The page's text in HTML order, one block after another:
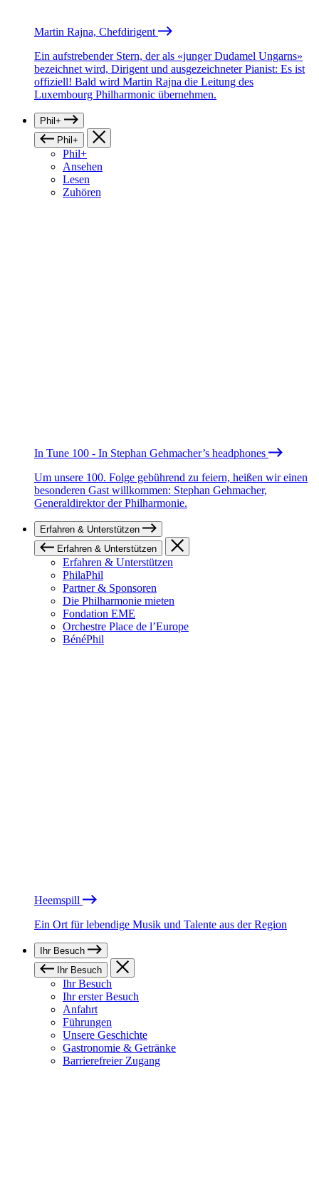
Martin Rajna, Chefdirigent
Ein aufstrebender Stern, der als «junger Dudamel Ungarns»
bezeichnet wird, Dirigent und ausgezeichneter Pianist: Es ist
offiziell! Bald wird Martin Rajna die Leitung des
Luxembourg Philharmonic übernehmen.
Phil+
Phil+
Phil+
Ansehen
Lesen
Zuhören
In Tune 100 - In Stephan Gehmacher’s headphones
Um unsere 100. Folge gebührend zu feiern, heißen wir einen
besonderen Gast willkommen: Stephan Gehmacher,
Generaldirektor der Philharmonie.
Erfahren & Unterstützen
Erfahren & Unterstützen
Erfahren & Unterstützen
PhilaPhil
Partner & Sponsoren
Die Philharmonie mieten
Fondation EME
Orchestre Place de l’Europe
BénéPhil
Heemspill
Ein Ort für lebendige Musik und Talente aus der Region
Ihr Besuch
Ihr Besuch
Ihr Besuch
Ihr erster Besuch
Anfahrt
Führungen
Unsere Geschichte
Gastronomie & Getränke
Barrierefreier Zugang